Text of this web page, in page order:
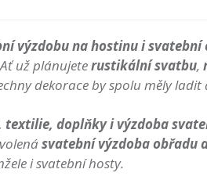
výzdobu na hostinu i svatební
už plánujeterustikální svatbu,
dekorace by spolu měly
doplňky i výzdoba
svatební výzdoba obřadu
i svatební hosty.